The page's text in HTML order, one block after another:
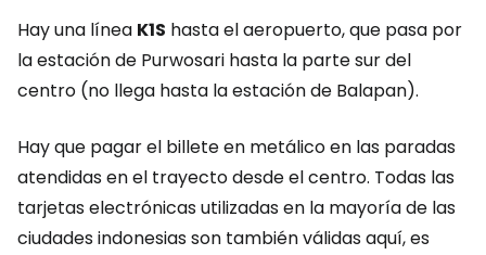
Hay una línea K1S hasta el aeropuerto, que pasa por
la estación de Purwosari hasta la parte sur del
centro (no llega hasta la estación de Balapan).
Hay que pagar el billete en metálico en las paradas
atendidas en el trayecto desde el centro. Todas las
tarjetas electrónicas utilizadas en la mayoría de las
ciudades indonesias son también válidas aquí, es